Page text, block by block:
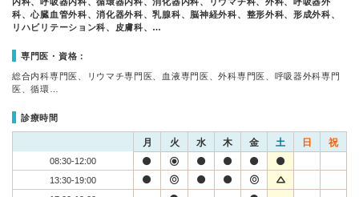
科、心臓血管外科、消化器外科、乳腺科、脳神経外科、整形外科、形成外科、
リハビリテーション科、皮膚科、…
専門医・資格：
総合内科専門医、リウマチ専門医、血液専門医、外科専門医、呼吸器外科専門
医、循環…
診療時間
月 火 水 木 金 土 日 祝
08:30-12:00
13:30-19:00